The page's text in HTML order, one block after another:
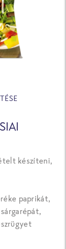
készíteni,
paprikát,